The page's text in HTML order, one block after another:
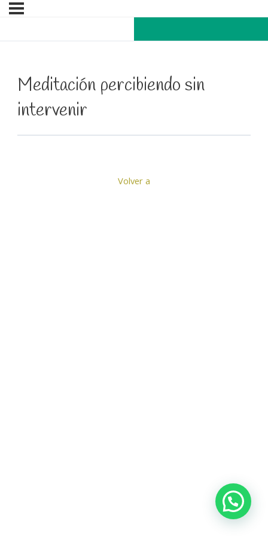
Meditación percibiendo sin
intervenir
Volver a